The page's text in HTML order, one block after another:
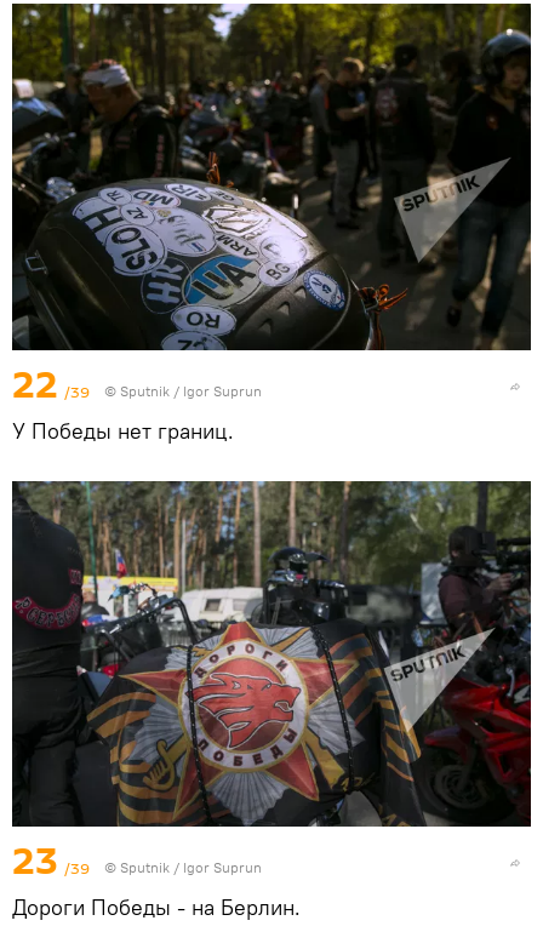
22 /39 © Sputnik / Igor Suprun
У Победы нет границ.
23 /39 © Sputnik / Igor Suprun
Дороги Победы - на Берлин.